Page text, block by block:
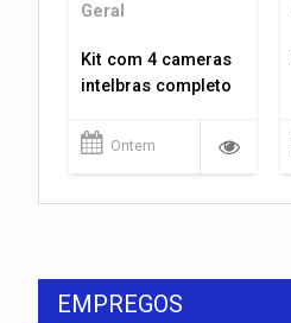
Geral
Kit com 4 cameras
intelbras completo
Ontem
EMPREGOS